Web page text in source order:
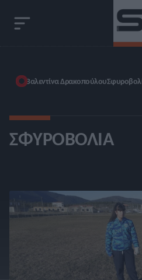
Βαλεντίνα Δρακοπούλου
ΣΦΥΡΟΒΟΛΊΑ